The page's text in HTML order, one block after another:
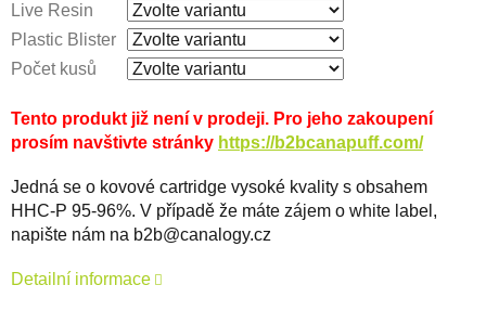
Live Resin
Plastic Blister
Počet kusů
Tento produkt již není v prodeji. Pro jeho zakoupení
prosím navštivte stránky https://b2bcanapuff.com/
Jedná se o kovové cartridge vysoké kvality s obsahem
HHC-P 95-96%. V případě že máte zájem o white label,
napište nám na b2b@canalogy.cz
Detailní informace